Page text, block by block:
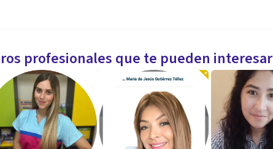
profesionales que te pueden interesar